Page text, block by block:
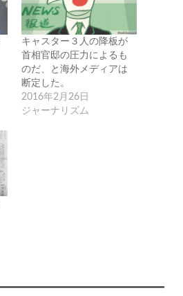
キャスター３人の降板が
首相官邸の圧力によるも
のだ、と海外メディアは
断定した。
2016年2月26日
ジャーナリズム